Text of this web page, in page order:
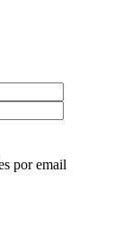
por email